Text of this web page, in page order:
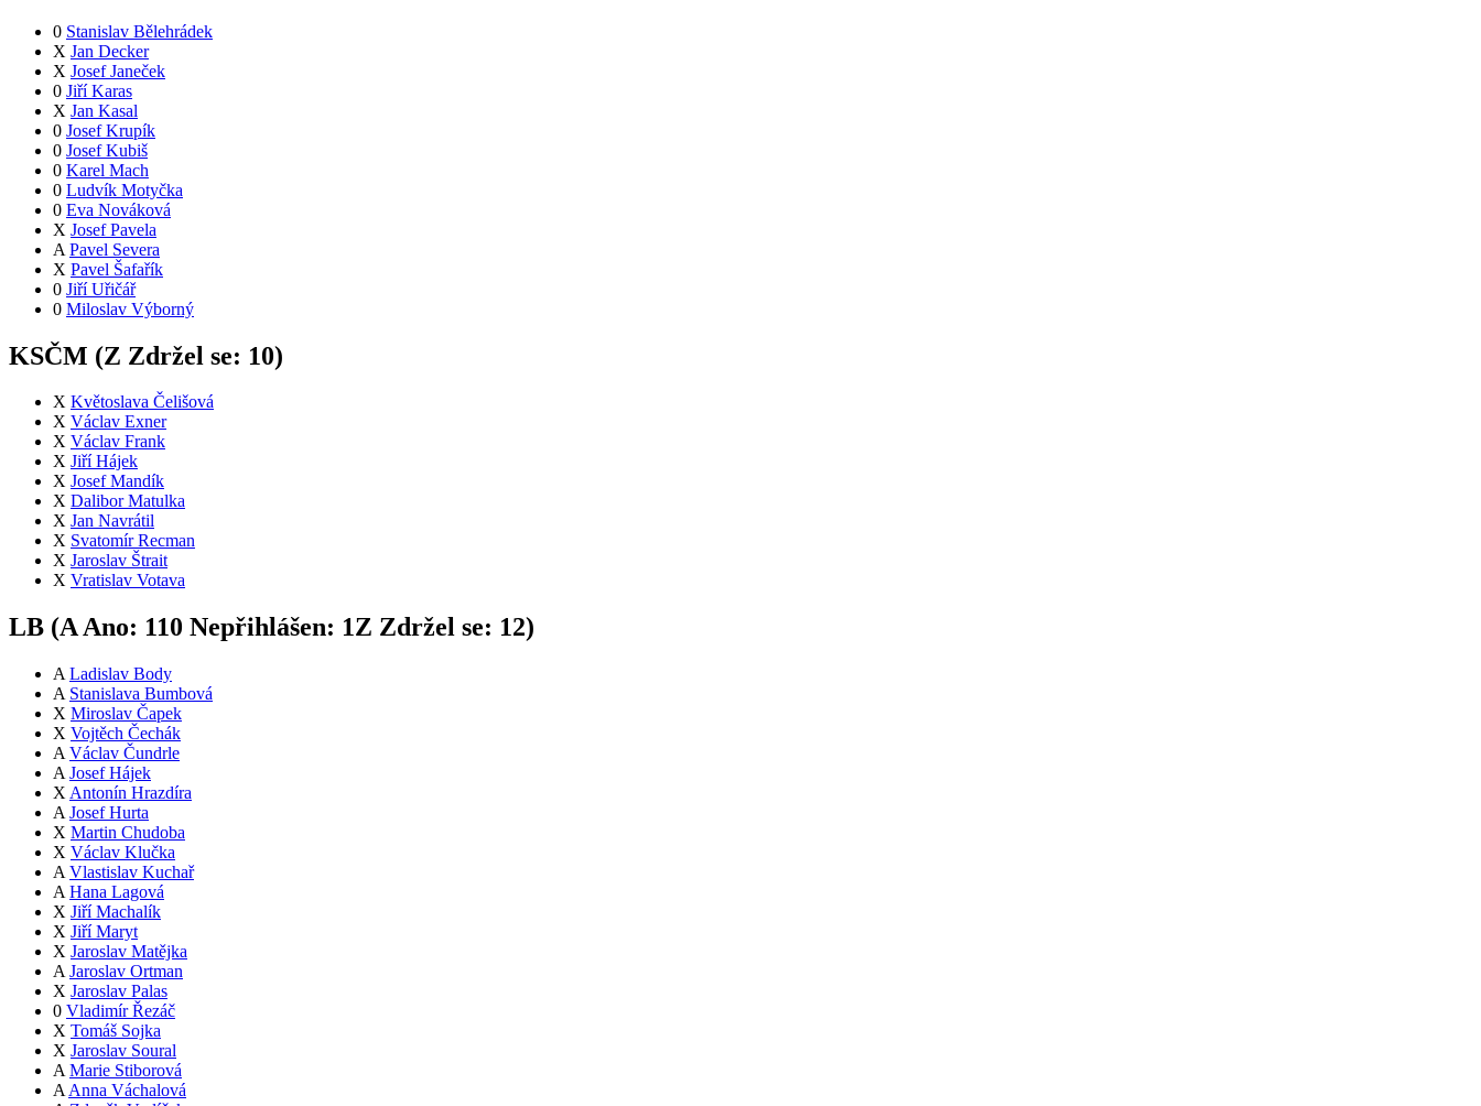
0 Stanislav Bělehrádek
X Jan Decker
X Josef Janeček
0 Jiří Karas
X Jan Kasal
0 Josef Krupík
0 Josef Kubiš
0 Karel Mach
0 Ludvík Motyčka
0 Eva Nováková
X Josef Pavela
A Pavel Severa
X Pavel Šafařík
0 Jiří Uřičář
0 Miloslav Výborný
KSČM (Z Zdržel se: 10)
X Květoslava Čelišová
X Václav Exner
X Václav Frank
X Jiří Hájek
X Josef Mandík
X Dalibor Matulka
X Jan Navrátil
X Svatomír Recman
X Jaroslav Štrait
X Vratislav Votava
LB (AAno: 110 Nepřihlášen: 1Z Zdržel se: 12)
A Ladislav Body
A Stanislava Bumbová
X Miroslav Čapek
X Vojtěch Čechák
A Václav Čundrle
A Josef Hájek
X Antonín Hrazdíra
A Josef Hurta
X Martin Chudoba
X Václav Klučka
A Vlastislav Kuchař
A Hana Lagová
X Jiří Machalík
X Jiří Maryt
X Jaroslav Matějka
A Jaroslav Ortman
X Jaroslav Palas
0 Vladimír Řezáč
X Tomáš Sojka
X Jaroslav Soural
A Marie Stiborová
A Anna Váchalová